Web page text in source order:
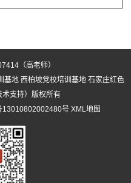
（高老师）
基地 西柏坡党校培训基地石家庄红色
支持）版权所有
13010802002480号 XML地图